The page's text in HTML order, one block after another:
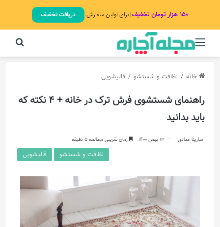
۱۵۰ هزار تومان تخفیف | برای اولین سفارش. دریافت تخفیف
منو
خانه / نظافت و شستشو / قالیشویی
راهنمای شستشوی فرش ترک در خانه + ۴ نکته که
باید بدانید
سارینا عمادی 13 بهمن 1400 زمان تقریبی مطالعه 5 دقیقه
نظافت و شستشو قالیشویی